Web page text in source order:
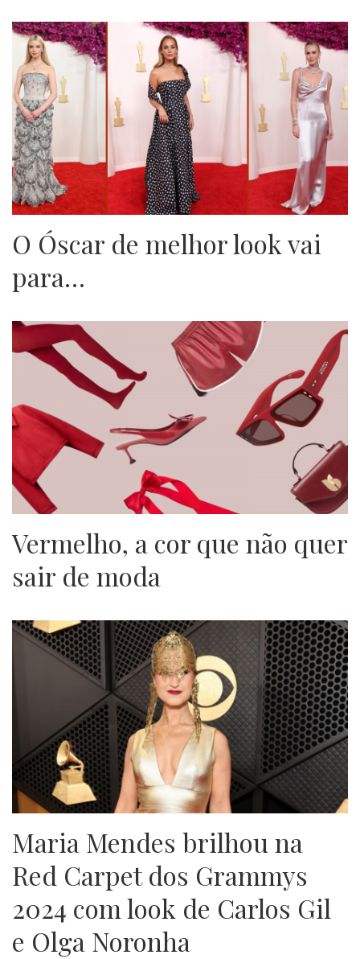
O Óscar de melhor look vai
para…
Vermelho, a cor que não quer
sair de moda
Maria Mendes brilhou na
Red Carpet dos Grammys
2024 com look de Carlos Gil
e Olga Noronha